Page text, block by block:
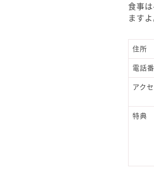
食事
ますよ
住所
電話
アク
特典